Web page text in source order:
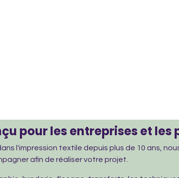
pour les entreprises et les
l'impression textile depuis plus de 10 ans,
afin de réaliser votre projet.